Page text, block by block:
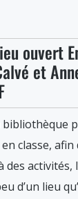
ouvert
et
classe, afin
activités,
d’un lieu